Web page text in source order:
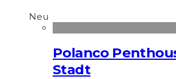
Neu
Polanco
Stadt